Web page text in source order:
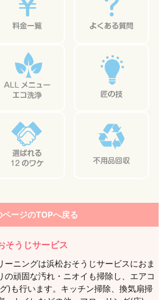
ージのTOPへ戻る
そうじサービス
ーニングは浜松おそうじサービスにおま
の頑固な汚れ・ニオイも掃除し、エアコ
)も行います。キッチン掃除、換気扇掃